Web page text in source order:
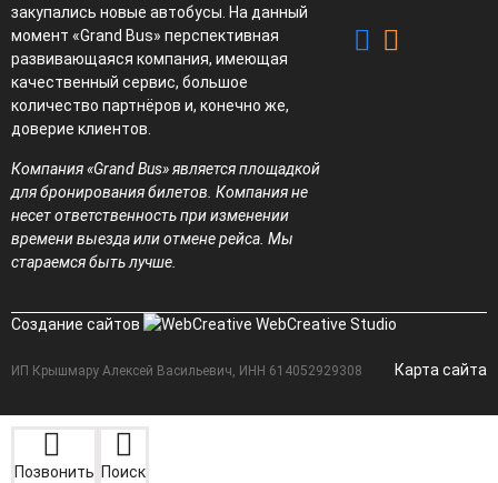
закупались новые автобусы. На данный
момент «Grand Bus» перспективная
развивающаяся компания, имеющая
качественный сервис, большое
количество партнёров и, конечно же,
доверие клиентов.
Компания «Grand Bus» является площадкой
для бронирования билетов. Компания не
несет ответственность при изменении
времени выезда или отмене рейса. Мы
стараемся быть лучше.
Создание сайтов WebCreative Studio
ИП Крышмару Алексей Васильевич, ИНН 614052929308 Карта сайта
Позвонить Поиск